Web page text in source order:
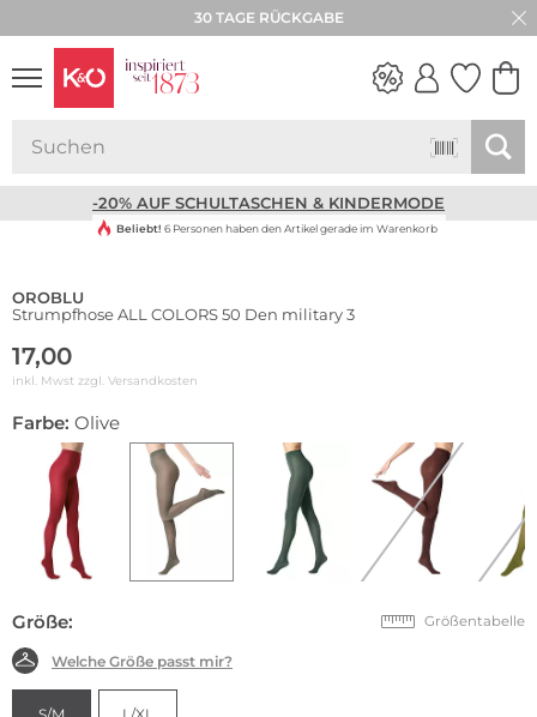
30 TAGE RÜCKGABE
-20% AUF SCHULTASCHEN & KINDERMODE
Beliebt! 6 Personen haben den Artikel gerade im Warenkorb
OROBLU
Strumpfhose ALL COLORS 50 Den military 3
17,00
inkl. Mwst zzgl. Versandkosten
Farbe: Olive
Größe: Größentabelle
Welche Größe passt mir?